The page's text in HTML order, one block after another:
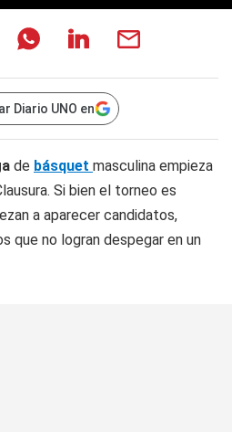
Diario UNO en
de básquet masculina empieza
Si bien el torneo es
a aparecer candidatos,
que no logran despegar en un